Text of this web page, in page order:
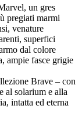
un gres
pregiati marmi
venature
superfici
dal colore
ampie fasce grigie
Brave – con
al solarium e alla
intatta ed eterna